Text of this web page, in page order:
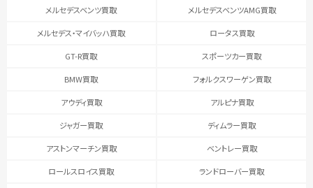
メルセデスベンツ買取 メルセデスベンツAMG買取
メルセデス・マイバッハ買取 ロータス買取
GT-R買取 スポーツカー買取
BMW買取 フォルクスワーゲン買取
アウディ買取 アルピナ買取
ジャガー買取 ディムラー買取
アストンマーチン買取 ベントレー買取
ロールスロイス買取 ランドローバー買取